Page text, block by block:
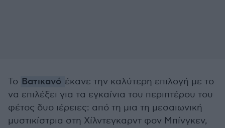
Το Βατικανό έκανε την καλύτερη επιλογή με το
να επιλέξει για τα εγκαίνια του περιπτέρου του
φέτος δυο ιέρειες: από τη μια τη μεσαιωνική
μυστικίστρια στη Χίλντεγκαρντ φον Μπίνγκεν,